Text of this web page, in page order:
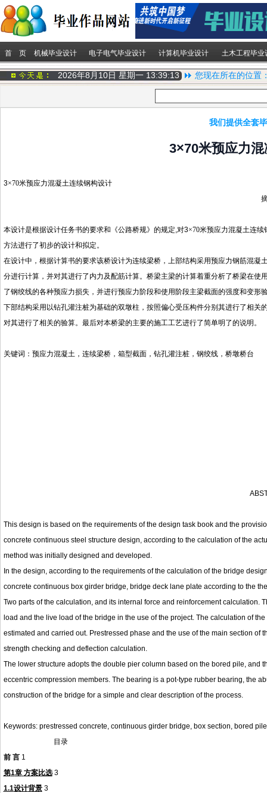
首 页 机械毕业设计 电子电气毕业设计 计算机毕业设计 土木工程毕业
2026年8月10日 星期一 13:39:14 您现在所在的位置
我们提供全套
3×70米预应力
3×70米预应力混凝土连续钢构设计
本设计是根据设计任务书的要求和《公路桥规》的规定,对3×70米预应力混凝土连续
方法进行了初步的设计和拟定。
在设计中，根据计算书的要求该桥设计为连续梁桥，上部结构采用预应力钢筋混
分进行计算，并对其进行了内力及配筋计算。桥梁主梁的计算着重分析了桥梁在使
了钢绞线的各种预应力损失，并进行预应力阶段和使用阶段主梁截面的强度和变形
下部结构采用以钻孔灌注桩为基础的双墩柱，按照偏心受压构件分别其进行了相
对其进行了相关的验算。最后对本桥梁的主要的施工工艺进行了简单明了的说明。
关键词 ： 预应力混凝土，连续梁桥，箱型截面，钻孔灌注桩，钢绞线，桥墩桥台
This design is based on the requirements of the design task book and the
concrete continuous steel structure design, according to the calculation of the
method was initially designed and developed.
In the design, according to the requirements of the calculation of the bridge
concrete continuous box girder bridge, bridge deck lane plate according to the
Two parts of the calculation, and its internal force and reinforcement
load and the live load of the bridge in the use of the project. The calculation of
estimated and carried out. Prestressed phase and the use of the main section
strength checking and deflection calculation.
The lower structure adopts the double pier column based on the bored pile,
eccentric compression members. The bearing is a pot-type rubber bearing, the
construction of the bridge for a simple and clear description of the process.
Keywords: prestressed concrete, continuous girder bridge, box section, bored
目录
前 言1
第1章 方案比选3
1.1设计背景3